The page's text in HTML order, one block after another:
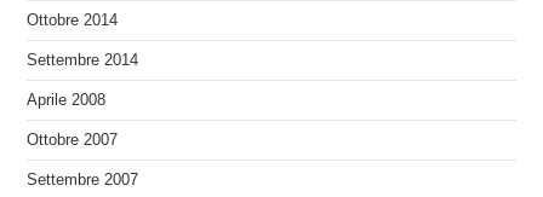
Ottobre 2014
Settembre 2014
Aprile 2008
Ottobre 2007
Settembre 2007